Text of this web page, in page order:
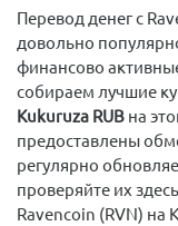
Перевод денег с
довольно
финансово
собираем лучшие
Kukuruza RUB на
предоставлены
регулярно
проверяйте их
Ravencoin (RVN) на